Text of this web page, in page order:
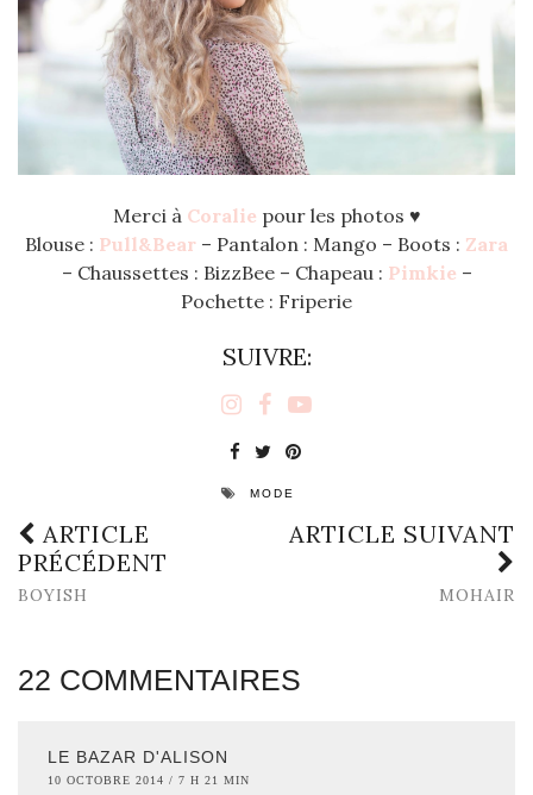
Merci à Coralie pour les photos ♥
Blouse : Pull&Bear – Pantalon : Mango – Boots : Zara
– Chaussettes : BizzBee – Chapeau : Pimkie –
Pochette : Friperie
SUIVRE:
MODE
ARTICLE
PRÉCÉDENT
BOYISH
ARTICLE SUIVANT
MOHAIR
22 COMMENTAIRES
LE BAZAR D'ALISON
10 OCTOBRE 2014 / 7 H 21 MIN